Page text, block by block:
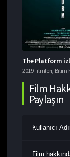
,Macera
The Platform
2019 Filmleri Bilim
Film
Paylaşın